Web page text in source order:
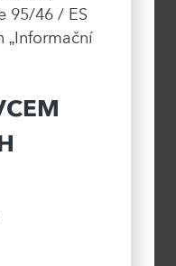
95/46 / ES
„Informační